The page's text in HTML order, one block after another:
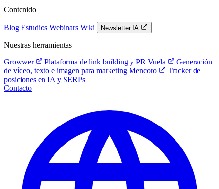
Contenido
Blog Estudios Webinars Wiki Newsletter IA
Nuestras herramientas
Growwer
Plataforma de link building y PR Vuela
Generación
de vídeo, texto e imagen para marketing Mencoro
Tracker de
posiciones en IA y SERPs
Contacto